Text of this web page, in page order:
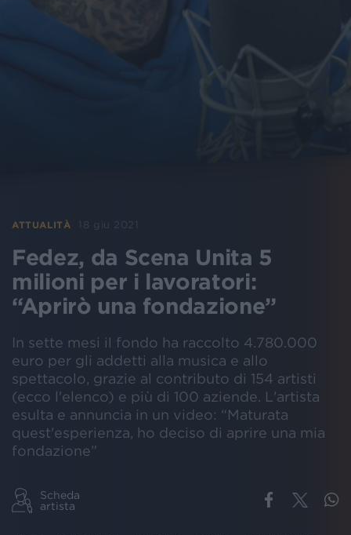
ATTUALITÀ 18 giu 2021
Fedez, da Scena Unita 5
milioni per i lavoratori:
“Aprirò una fondazione”
In sette mesi il fondo ha raccolto 4.780.000
euro per gli addetti alla musica e allo
spettacolo, grazie al contributo di 154 artisti
(ecco l'elenco) e più di 100 aziende. L'artista
esulta e annuncia in un video: “Maturata
quest'esperienza, ho deciso di aprire una mia
fondazione”
Scheda
artista